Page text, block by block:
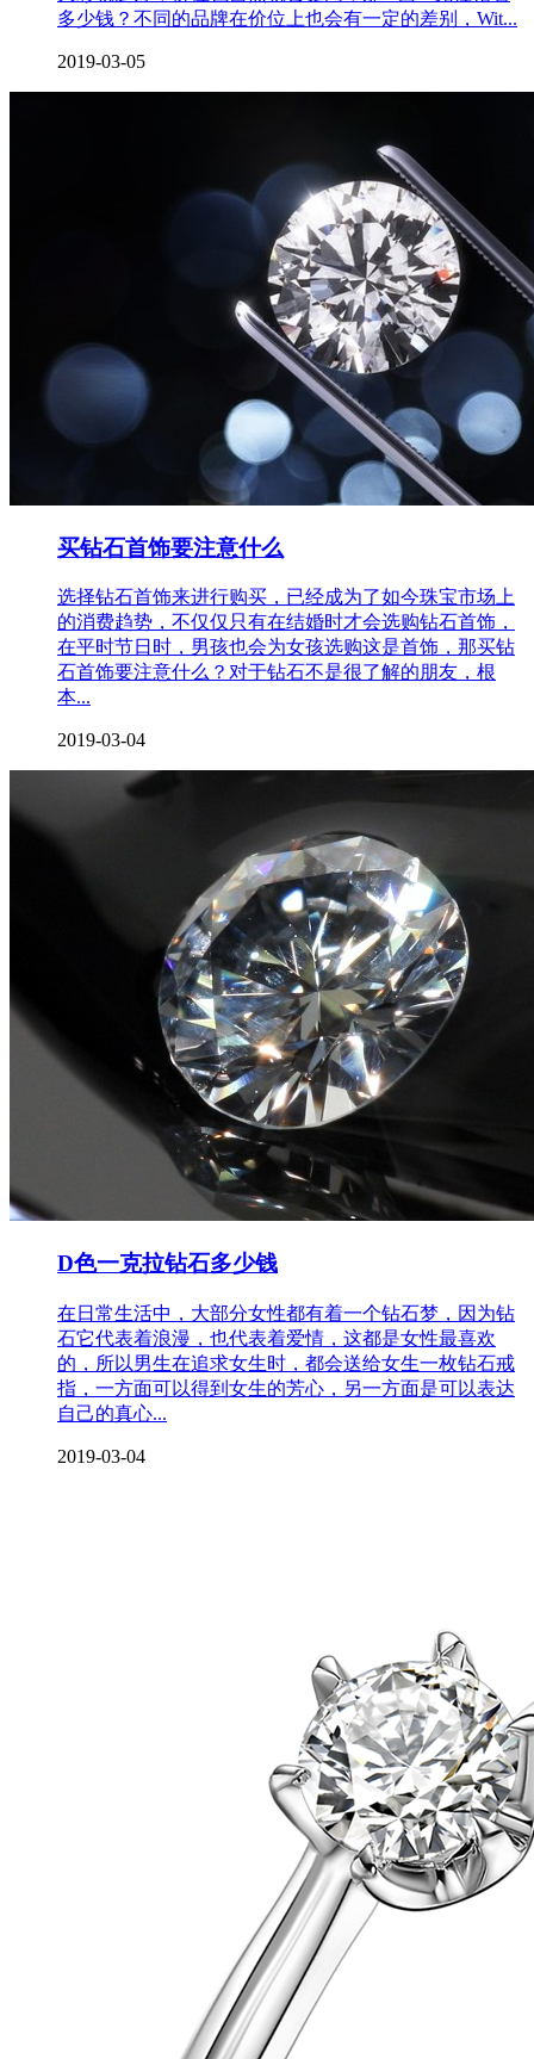
多少钱？不同的品牌在价位上也会有一定的差别，Wit...
2019-03-05
买钻石首饰要注意什么
选择钻石首饰来进行购买，已经成为了如今珠宝市场上
的消费趋势，不仅仅只有在结婚时才会选购钻石首饰，
在平时节日时，男孩也会为女孩选购这是首饰，那买钻
石首饰要注意什么？对于钻石不是很了解的朋友，根
本...
2019-03-04
D色一克拉钻石多少钱
在日常生活中，大部分女性都有着一个钻石梦，因为钻
石它代表着浪漫，也代表着爱情，这都是女性最喜欢
的，所以男生在追求女生时，都会送给女生一枚钻石戒
指，一方面可以得到女生的芳心，另一方面是可以表达
自己的真心...
2019-03-04